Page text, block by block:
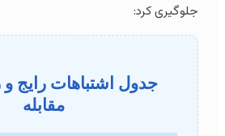
جلوگیری کرد:
جدول اشتباهات رایج و
مقابله